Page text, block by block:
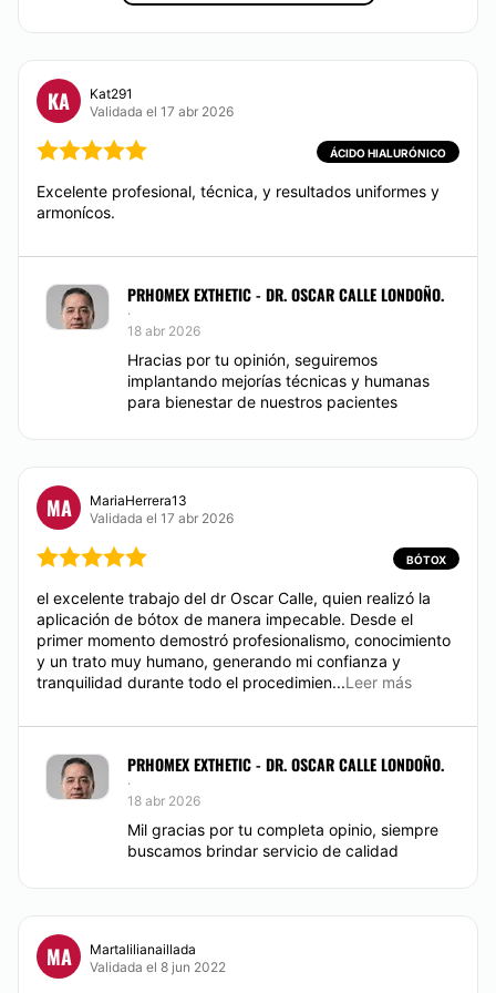
Efectivo
Nequi
CONTACTAR
Realce y volumen labial con ácido hialuronico, con
CONTACTAR
KA
Kat291
Validada el 17 abr 2026
ÁCIDO HIALURÓNICO
Excelente profesional, técnica, y resultados uniformes y
armonícos.
PRHOMEX EXTHETIC - DR. OSCAR CALLE LONDOÑO.
·
18 abr 2026
Hracias por tu opinión, seguiremos
implantando mejorías técnicas y humanas
para bienestar de nuestros pacientes
MA
MariaHerrera13
Validada el 17 abr 2026
BÓTOX
el excelente trabajo del dr Oscar Calle, quien realizó la
aplicación de bótox de manera impecable. Desde el
primer momento demostró profesionalismo, conocimiento
y un trato muy humano, generando mi confianza y
tranquilidad durante todo el procedimien...Leer más
PRHOMEX EXTHETIC - DR. OSCAR CALLE LONDOÑO.
·
18 abr 2026
Mil gracias por tu completa opinio, siempre
buscamos brindar servicio de calidad
MA
Martalilianaillada
Validada el 8 jun 2022